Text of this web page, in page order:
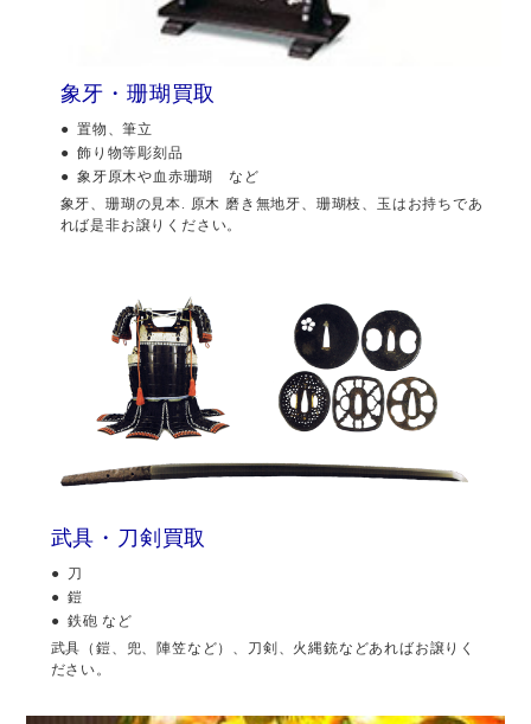
象牙・珊瑚買取
置物、筆立
飾り物等彫刻品
象牙原木や血赤珊瑚 など
象牙、珊瑚の見本. 原木 磨き無地牙、珊瑚枝、玉はお持ちであ
れば是非お譲りください。
武具・刀剣買取
刀
鎧
鉄砲 など
武具（鎧、兜、陣笠など）、刀剣、火縄銃などあればお譲りく
ださい。